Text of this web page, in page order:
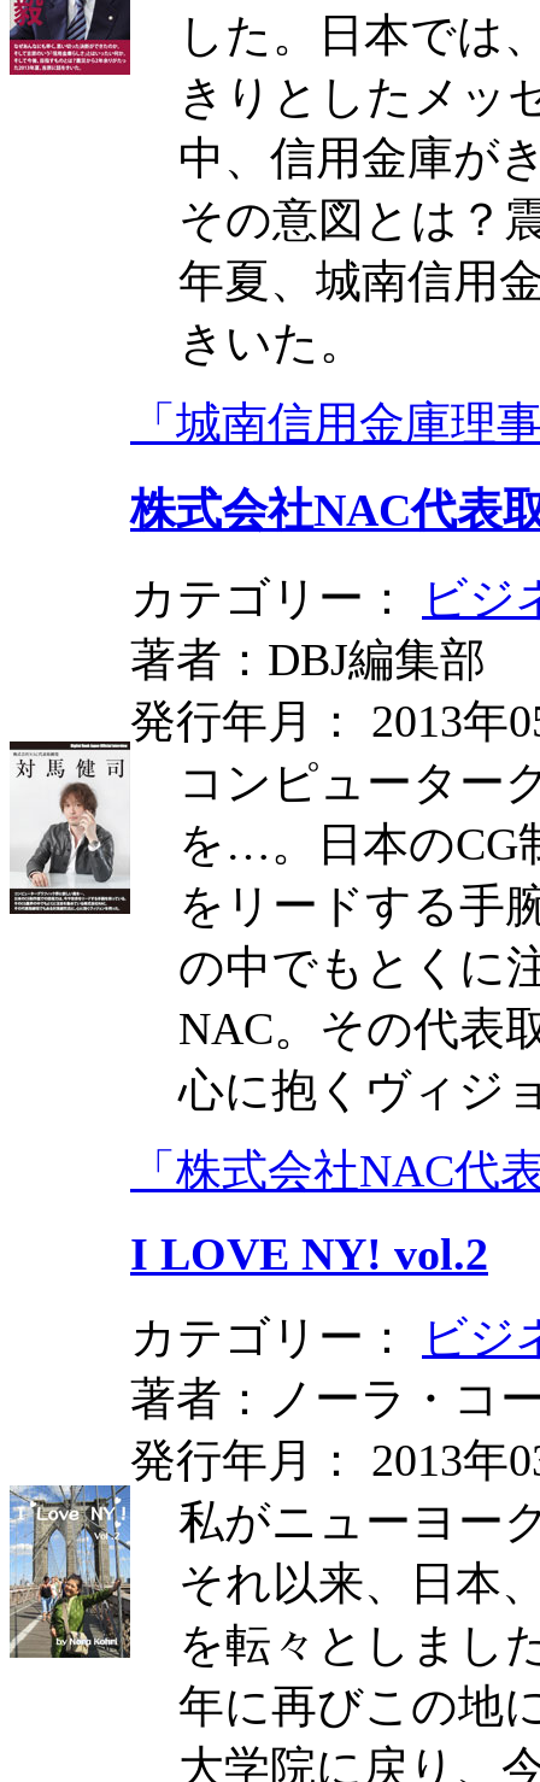
した。日本では
きりとしたメッ
中、信用金庫が
その意図とは？
年夏、城南信用
きいた。
「城南信用金庫
株式会社NAC代表
カテゴリー：
ビジ
著者：DBJ編集部
発行年月： 2013年
コンピューター
を…。日本のCG
をリードする手
の中でもとくに
NAC。その代表
心に抱くヴィジ
「株式会社NAC
I LOVE NY! vol.2
カテゴリー：
ビジ
著者：ノーラ・コ
発行年月： 2013年
私がニューヨー
それ以来、日本
を転々としまし
年に再びこの地
大学院に戻り、